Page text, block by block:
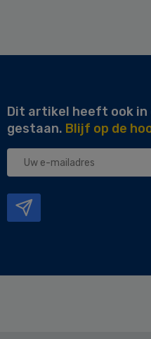
Dit artikel heeft ook
gestaan. Blijf op de
Uw